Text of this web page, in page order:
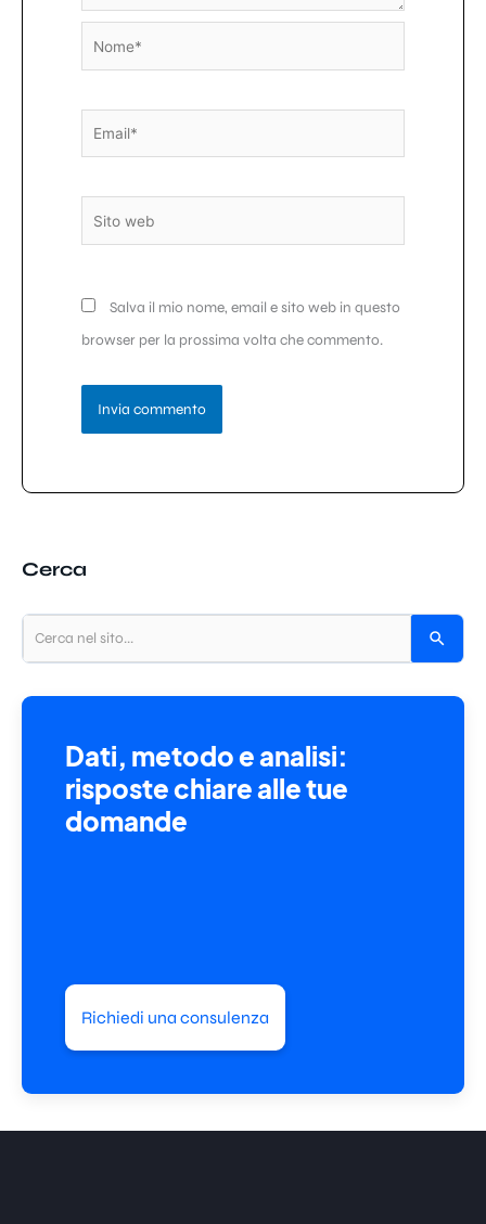
Email*
web
Salva il mio nome, email e sito web in questo
browser per la prossima volta che commento.
Cerca
Dati, metodo e analisi:
risposte chiare alle tue
domande
Richiedi una consulenza